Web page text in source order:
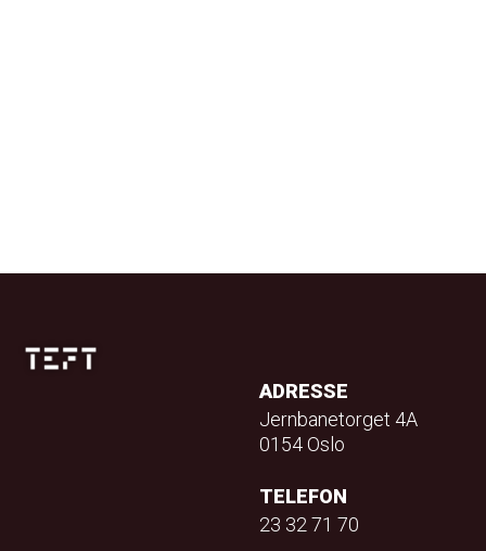
ADRESSE
Jernbanetorget 4A
0154 Oslo
TELEFON
23 32 71 70